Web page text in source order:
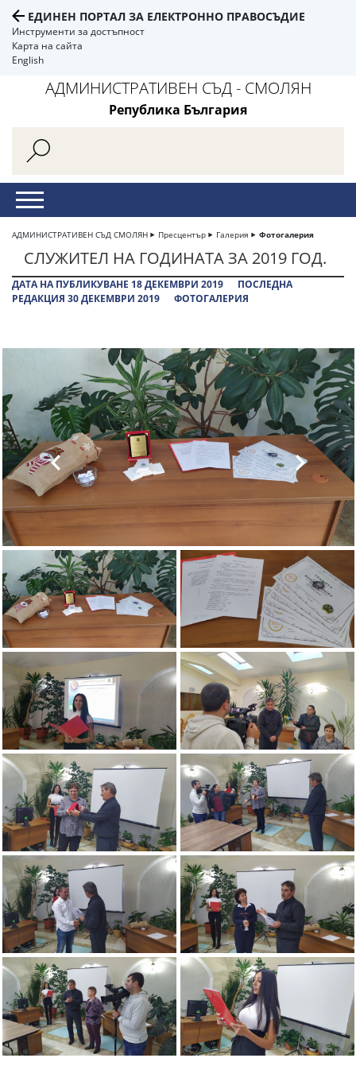
ЕДИНЕН ПОРТАЛ ЗА ЕЛЕКТРОННО ПРАВОСЪДИЕ
Инструменти за достъпност
Карта на сайта
English
АДМИНИСТРАТИВЕН СЪД - СМОЛЯН
Република България
АДМИНИСТРАТИВЕН СЪД СМОЛЯН Пресцентър Галерия Фотогалерия
СЛУЖИТЕЛ НА ГОДИНАТА ЗА 2019 ГОД.
ДАТА НА ПУБЛИКУВАНЕ 18 ДЕКЕМВРИ 2019
ПОСЛЕДНА
РЕДАКЦИЯ 30 ДЕКЕМВРИ 2019
ФОТОГАЛЕРИЯ